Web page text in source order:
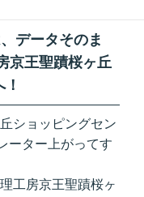
データそのま
京王聖蹟桜ヶ丘
ショッピングセン
ーター上がってす
工房京王聖蹟桜ヶ